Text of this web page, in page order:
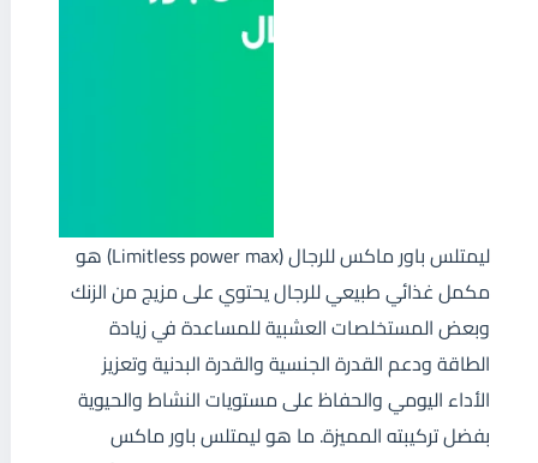
ليمتلس باور ماكس للرجال (Limitless power max) هو
مكمل غذائي طبيعي للرجال يحتوي على مزيج من الزنك
وبعض المستخلصات العشبية للمساعدة في زيادة
الطاقة ودعم القدرة الجنسية والقدرة البدنية وتعزيز
الأداء اليومي والحفاظ على مستويات النشاط والحيوية
بفضل تركيبته المميزة. ما هو ليمتلس باور ماكس